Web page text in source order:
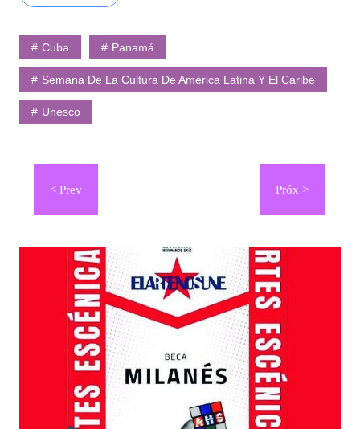
Cuba Panamá
Semana De La Cultura De América Latina Y El Caribe
Unesco
Navegación
entradas